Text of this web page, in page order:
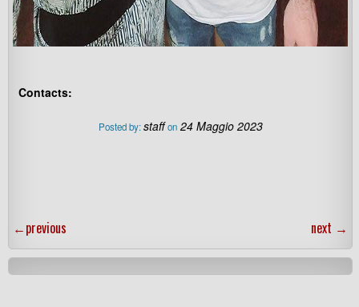
Contacts:
Posted by:staff on 24 Maggio 2023
←previous next →